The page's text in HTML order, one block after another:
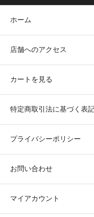
ホーム
店舗へのアクセス
カートを見る
特定商取引法に基づく表
プライバシーポリシー
お問い合わせ
マイアカウント